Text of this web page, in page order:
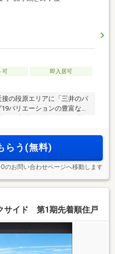
可
即入居可
接の段原エリアに「三井のパ
バリエーションの豊富なプ
する段原エリアで静穏な第
らう(無料)
のお問い合わせページへ移動します
サイド 第1期先着順住戸